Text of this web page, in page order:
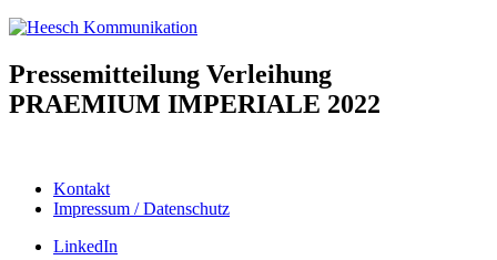
Pressemitteilung Verleihung
PRAEMIUM IMPERIALE 2022
Kontakt
Impressum / Datenschutz
LinkedIn